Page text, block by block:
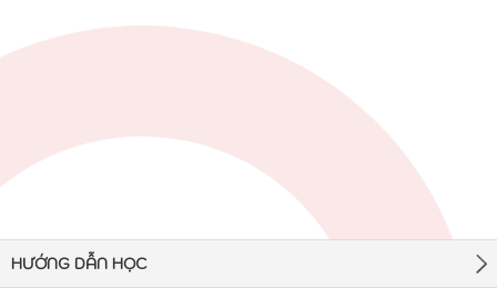
HƯỚNG DẪN HỌC